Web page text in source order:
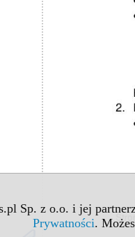
Sp. z o.o. i jej
Prywatności.